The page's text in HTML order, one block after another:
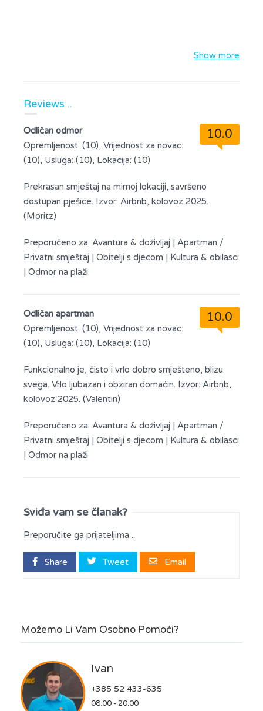
Show more
Reviews ..
10.0
Odličan odmor
Opremljenost: (10), Vrijednost za novac:
(10), Usluga: (10), Lokacija: (10)
Prekrasan smještaj na mirnoj lokaciji, savršeno
dostupan pješice. Izvor: Airbnb, kolovoz 2025.
(Moritz)
Preporučeno za: Avantura & doživljaj | Apartman /
Privatni smještaj | Obitelji s djecom | Kultura & obilasci
| Odmor na plaži
10.0
Odličan apartman
Opremljenost: (10), Vrijednost za novac:
(10), Usluga: (10), Lokacija: (10)
Funkcionalno je, čisto i vrlo dobro smješteno, blizu
svega. Vrlo ljubazan i obziran domaćin. Izvor: Airbnb,
kolovoz 2025. (Valentin)
Preporučeno za: Avantura & doživljaj | Apartman /
Privatni smještaj | Obitelji s djecom | Kultura & obilasci
| Odmor na plaži
Sviđa vam se članak?
Preporučite ga prijateljima ...
Share Tweet Email
Možemo Li Vam Osobno Pomoći?
Ivan
+385 52 433-635
08:00 - 20:00